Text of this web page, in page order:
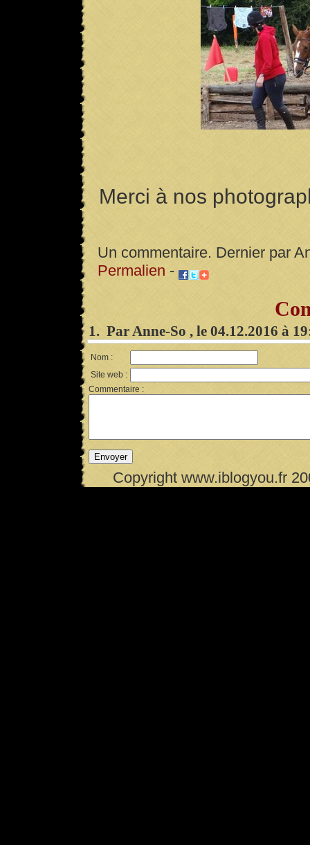
Merci à nos
Un commentaire. Dernier par
Permalien -
1. Par Anne-So , le 04.12.2016 à
Nom :
Site web :
Commentaire :
Copyright www.iblogyou.fr